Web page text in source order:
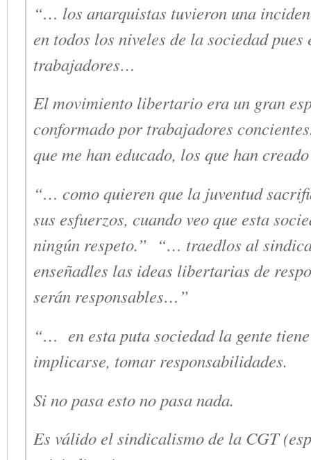
“… los anarquistas tuvieron una
en todos los niveles de la sociedad pues
trabajadores…
El movimiento libertario era un gran
conformado por trabajadores
que me han educado, los que han
“… como quieren que la juventud
sus esfuerzos, cuando veo que esta
ningún respeto.” “… traedlos al
enseñadles las ideas libertarias de
serán responsables…”
“… en esta puta sociedad la gente
implicarse, tomar responsabilidades.
Si no pasa esto no pasa nada.
Es válido el sindicalismo de la CGT